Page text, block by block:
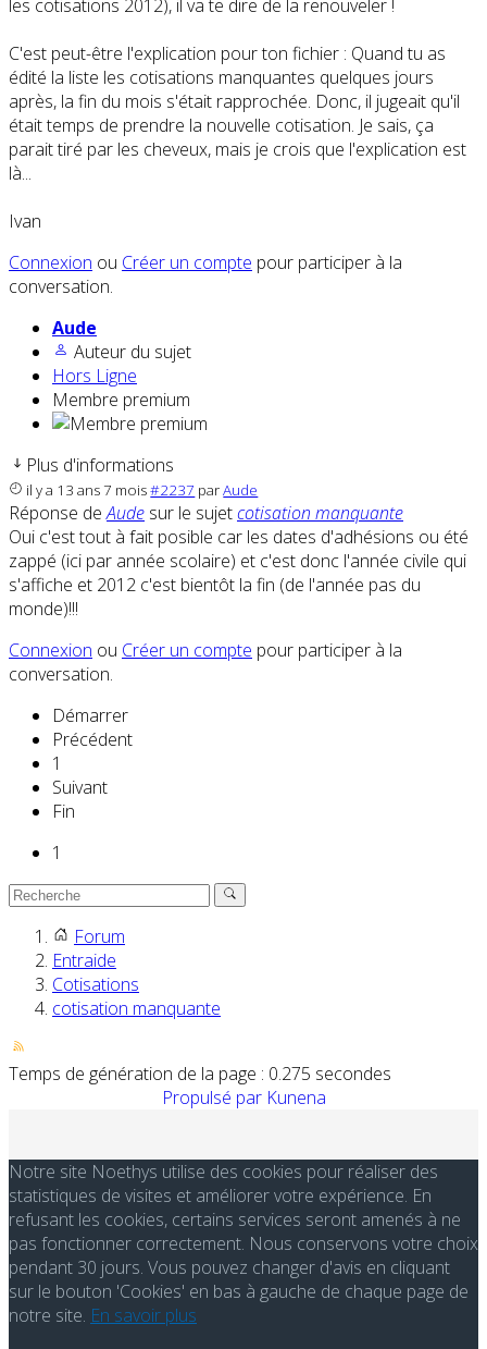
les cotisations 2012), il va te dire de la renouveler !
C'est peut-être l'explication pour ton fichier : Quand tu as
édité la liste les cotisations manquantes quelques jours
après, la fin du mois s'était rapprochée. Donc, il jugeait qu'il
était temps de prendre la nouvelle cotisation. Je sais, ça
parait tiré par les cheveux, mais je crois que l'explication est
là...
Ivan
Connexion ou Créer un compte pour participer à la
conversation.
Aude
Auteur du sujet
Hors Ligne
Membre premium
Plus d'informations
il y a 13 ans 7 mois#2237 parAude
Réponse deAude sur le sujetcotisation manquante
Oui c'est tout à fait posible car les dates d'adhésions ou été
zappé (ici par année scolaire) et c'est donc l'année civile qui
s'affiche et 2012 c'est bientôt la fin (de l'année pas du
monde)!!!
Connexion ou Créer un compte pour participer à la
conversation.
Démarrer
Précédent
1
Suivant
Fin
1
Forum
Entraide
Cotisations
cotisation manquante
Temps de génération de la page : 0.275 secondes
Propulsé par Kunena
Notre site Noethys utilise des cookies pour réaliser des
statistiques de visites et améliorer votre expérience. En
refusant les cookies, certains services seront amenés à ne
pas fonctionner correctement. Nous conservons votre choix
pendant 30 jours. Vous pouvez changer d'avis en cliquant
sur le bouton 'Cookies' en bas à gauche de chaque page de
notre site. En savoir plus